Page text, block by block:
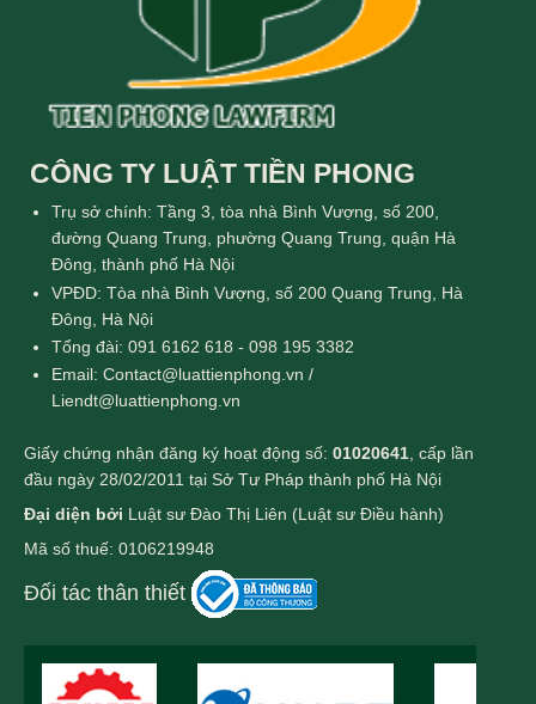
CÔNG TY LUẬT TIỀN PHONG
Trụ sở chính: Tầng 3, tòa nhà Bình Vượng, số 200,
đường Quang Trung, phường Quang Trung, quận Hà
Đông, thành phố Hà Nội
VPĐD: Tòa nhà Bình Vượng, số 200 Quang Trung, Hà
Đông, Hà Nội
Tổng đài: 091 6162 618 - 098 195 3382
Email: Contact@luattienphong.vn /
Liendt@luattienphong.vn
Giấy chứng nhận đăng ký hoạt động số: 01020641 , cấp lần
đầu ngày 28/02/2011 tại Sở Tư Pháp thành phố Hà Nội
Đại diện bởi Luật sư Đào Thị Liên (Luật sư Điều hành)
Mã số thuế: 0106219948
Đối tác thân thiết